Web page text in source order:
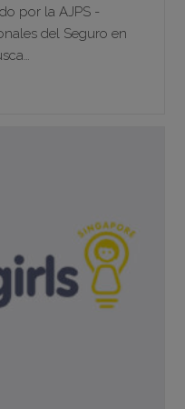
por la AJPS -
del Seguro en